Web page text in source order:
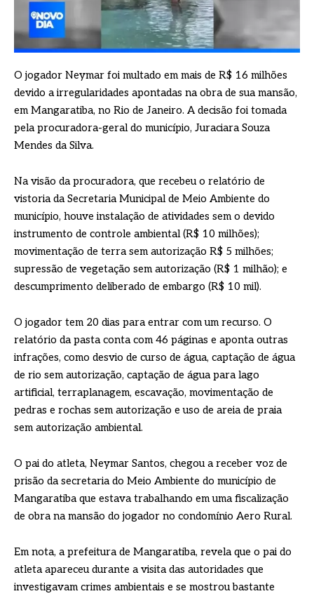
O jogador Neymar foi multado em mais de R$ 16 milhões
devido a irregularidades apontadas na obra de sua mansão,
em Mangaratiba, no Rio de Janeiro. A decisão foi tomada
pela procuradora-geral do município, Juraciara Souza
Mendes da Silva.
Na visão da procuradora, que recebeu o relatório de
vistoria da Secretaria Municipal de Meio Ambiente do
município, houve instalação de atividades sem o devido
instrumento de controle ambiental (R$ 10 milhões);
movimentação de terra sem autorização R$ 5 milhões;
supressão de vegetação sem autorização (R$ 1 milhão); e
descumprimento deliberado de embargo (R$ 10 mil).
O jogador tem 20 dias para entrar com um recurso. O
relatório da pasta conta com 46 páginas e aponta outras
infrações, como desvio de curso de água, captação de água
de rio sem autorização, captação de água para lago
artificial, terraplanagem, escavação, movimentação de
pedras e rochas sem autorização e uso de areia de praia
sem autorização ambiental.
O pai do atleta, Neymar Santos, chegou a receber voz de
prisão da secretaria do Meio Ambiente do município de
Mangaratiba que estava trabalhando em uma fiscalização
de obra na mansão do jogador no condomínio Aero Rural.
Em nota, a prefeitura de Mangaratiba, revela que o pai do
atleta apareceu durante a visita das autoridades que
investigavam crimes ambientais e se mostrou bastante